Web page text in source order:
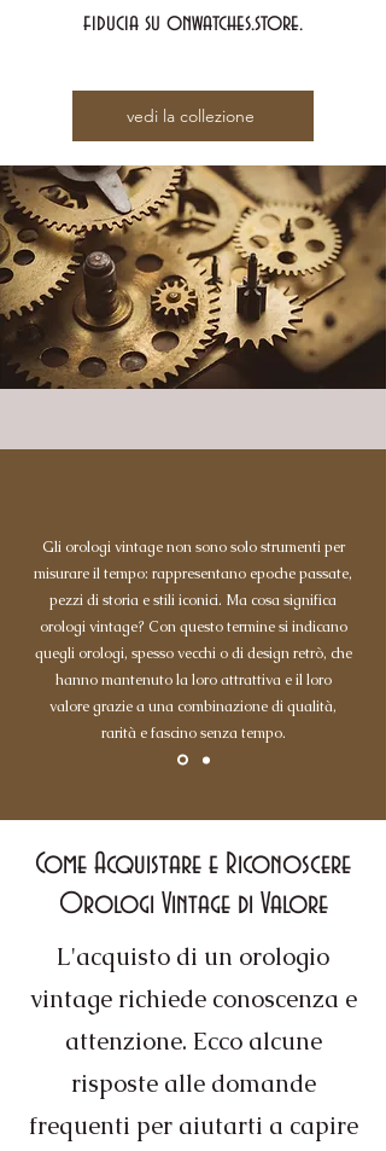
fiducia su onwatches.store.
vedi la collezione
Gli orologi vintage non sono solo strumenti per
misurare il tempo: rappresentano epoche passate,
pezzi di storia e stili iconici. Ma cosa significa
orologi vintage? Con questo termine si indicano
quegli orologi, spesso vecchi o di design retrò, che
hanno mantenuto la loro attrattiva e il loro
valore grazie a una combinazione di qualità,
rarità e fascino senza tempo.
Come Acquistare e Riconoscere
Orologi Vintage di Valore
L'acquisto di un orologio
vintage richiede conoscenza e
attenzione. Ecco alcune
risposte alle domande
frequenti per aiutarti a capire